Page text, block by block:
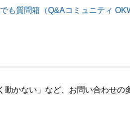
も質問箱（Q&Aコミュニティ
動かない」など、お問い合わせの